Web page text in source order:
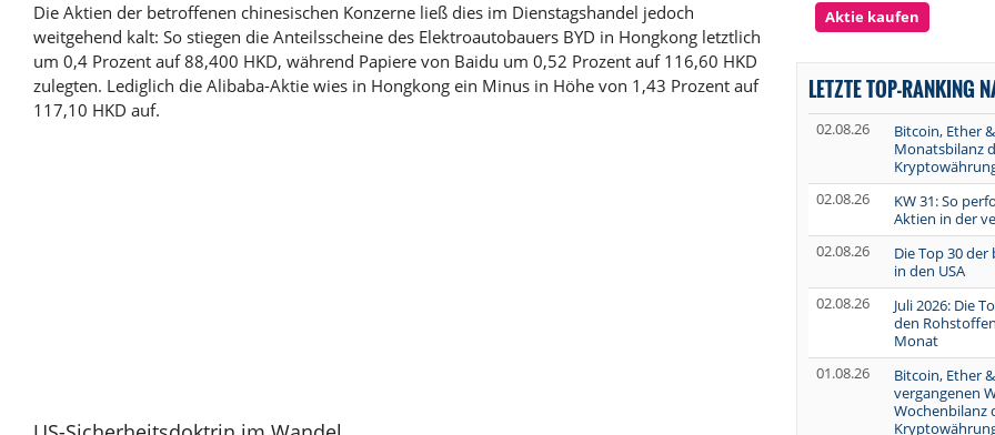
Die Aktien der betroffenen chinesischen Konzerne ließ dies im Dienstagshandel jedoch
weitgehend kalt: So stiegen die Anteilsscheine des Elektroautobauers BYD in Hongkong letztlich
um 0,4 Prozent auf 88,400 HKD, während Papiere von Baidu um 0,52 Prozent auf 116,60 HKD
zulegten. Lediglich die Alibaba-Aktie wies in Hongkong ein Minus in Höhe von 1,43 Prozent auf
117,10 HKD auf.
Aktie kaufen
LETZTE TOP-RANKING
02.08.26
Bitcoin, Ether
Monatsbilanz
02.08.26
KW 31: So
Aktien in der
02.08.26
Die Top 30 der
in den USA
02.08.26
Juli 2026: Die
den
Monat
01.08.26
Bitcoin, Ether
vergangenen
Wochenbilanz